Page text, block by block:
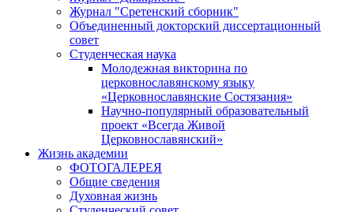
Журнал "Сретенский сборник"
Объединенный докторский диссертационный
совет
Студенческая наука
Молодежная викторина по
церковнославянскому языку
«Церковнославянские Состязания»
Научно-популярный образовательный
проект «Всегда Живой
Церковнославянский»
Жизнь академии
ФОТОГАЛЕРЕЯ
Общие сведения
Духовная жизнь